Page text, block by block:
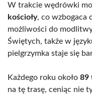
W trakcie wędrówki
kościoły, co wzbogaca
możliwości do
Świętych, także w
pielgrzymka staje się
Każdego roku około 89
na tę trasę, ceniąc nie